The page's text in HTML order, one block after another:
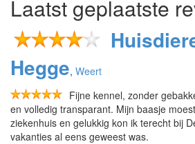
Laatst geplaatste
Hegge, Weert
Fijne kennel, zonder
en volledig transparant. Mijn baasje
ziekenhuis en gelukkig kon ik terecht bij
vakanties al eens geweest was.